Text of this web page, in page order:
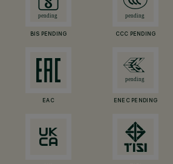
BIS PENDING CCC PENDING
EAC ENEC PENDING